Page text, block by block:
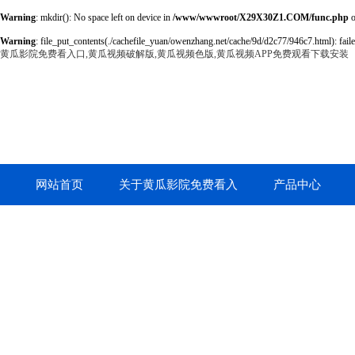
Warning: mkdir(): No space left on device in /www/wwwroot/X29X30Z1.COM/func.php
Warning: file_put_contents(./cachefile_yuan/owenzhang.net/cache/9d/d2c77/946c7.html):
黄瓜影院免费看入口,黄瓜视频破解版,黄瓜视频色版,黄瓜视频APP免费观看下载安装
网站首页 关于黄瓜影院免费看入 产品中心